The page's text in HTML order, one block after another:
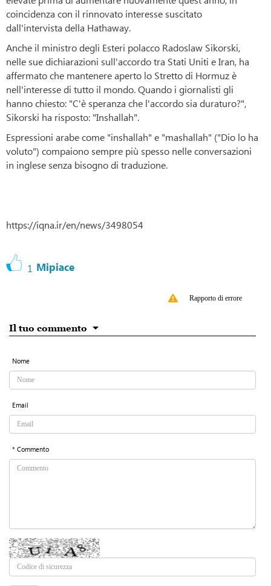
coincidenza con il rinnovato interesse suscitato
dall'intervista della Hathaway.
Anche il ministro degli Esteri polacco Radoslaw Sikorski,
nelle sue dichiarazioni sull'accordo tra Stati Uniti e Iran, ha
affermato che mantenere aperto lo Stretto di Hormuz è
nell'interesse di tutto il mondo. Quando i giornalisti gli
hanno chiesto: "C'è speranza che l'accordo sia duraturo?",
Sikorski ha risposto: "Inshallah".
Espressioni arabe come "inshallah" e "mashallah" ("Dio lo ha
voluto") compaiono sempre più spesso nelle conversazioni
in inglese senza bisogno di traduzione.
https://iqna.ir/en/news/3498054
1 Mipiace
Rapporto di errore
Il tuo commento
Nome
Email
* Commento